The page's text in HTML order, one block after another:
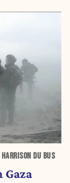
DU BUS
Gaza